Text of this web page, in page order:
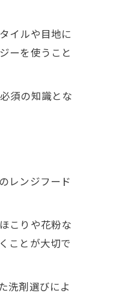
イルや目地に
ーを使うこと
須の知識とな
レンジフード
こりや花粉な
ことが大切で
洗剤選びによ